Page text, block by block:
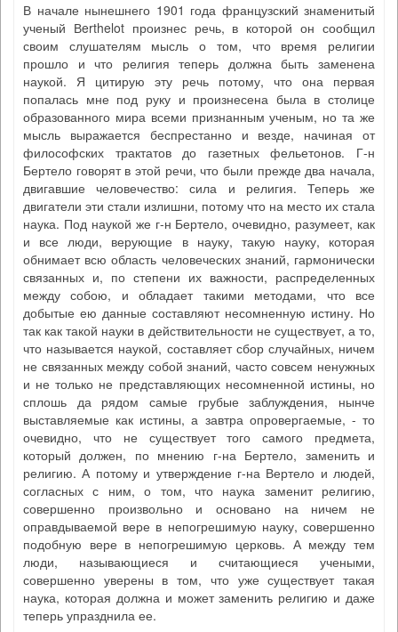
В начале нынешнего 1901 года французский знаменитый
ученый Вerthelot произнес речь, в которой он сообщил
своим слушателям мысль о том, что время религии
прошло и что религия теперь должна быть заменена
наукой. Я цитирую эту речь потому, что она первая
попалась мне под руку и произнесена была в столице
образованного мира всеми признанным ученым, но та же
мысль выражается беспрестанно и везде, начиная от
философских трактатов до газетных фельетонов. Г-н
Бертело говорят в этой речи, что были прежде два начала,
двигавшие человечество: сила и религия. Теперь же
двигатели эти стали излишни, потому что на место их стала
наука. Под наукой же г-н Бертело, очевидно, разумеет, как
и все люди, верующие в науку, такую науку, которая
обнимает всю область человеческих знаний, гармонически
связанных и, по степени их важности, распределенных
между собою, и обладает такими методами, что все
добытые ею данные составляют несомненную истину. Но
так как такой науки в действительности не существует, а то,
что называется наукой, составляет сбор случайных, ничем
не связанных между собой знаний, часто совсем ненужных
и не только не представляющих несомненной истины, но
сплошь да рядом самые грубые заблуждения, нынче
выставляемые как истины, а завтра опровергаемые, - то
очевидно, что не существует того самого предмета,
который должен, по мнению г-на Бертело, заменить и
религию. А потому и утверждение г-на Вертело и людей,
согласных с ним, о том, что наука заменит религию,
совершенно произвольно и основано на ничем не
оправдываемой вере в непогрешимую науку, совершенно
подобную вере в непогрешимую церковь. А между тем
люди, называющиеся и считающиеся учеными,
совершенно уверены в том, что уже существует такая
наука, которая должна и может заменить религию и даже
теперь упразднила ее.